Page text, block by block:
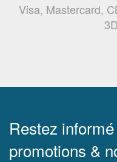
Visa, Mastercard,
Restez
promotions &